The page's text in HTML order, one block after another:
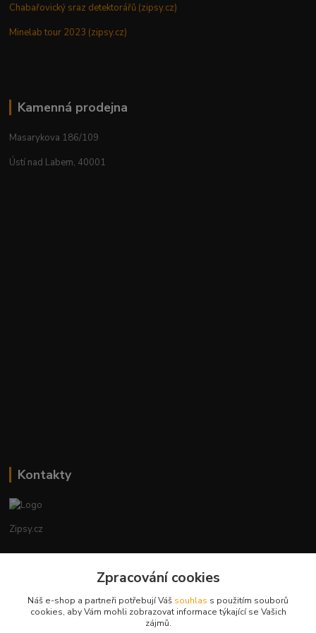
Chabařovický sraz detektorářů (zipsy.cz)
Minelab tour 2023 (zipsy.cz)
Kamenná prodejna
Masarykova 186/109
Ústí nad Labem, 40001
Kontakty
Zipsy.cz
+420774877333
obchod@zipsy.cz
Zpracování cookies
Náš e-shop a partneři potřebují Váš souhlas s použitím souborů
cookies, aby Vám mohli zobrazovat informace týkající se Vašich
zájmů.